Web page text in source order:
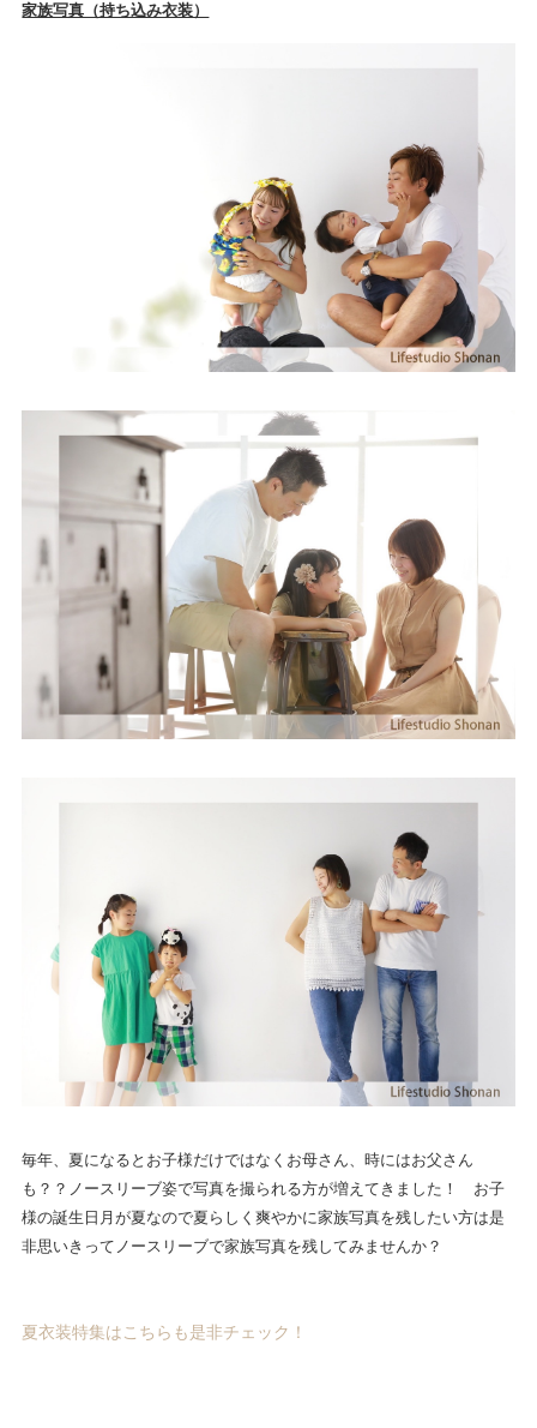
家族写真（持ち込み衣装）
毎年、夏になるとお子様だけではなくお母さん、時にはお父さん
も？？ノースリーブ姿で写真を撮られる方が増えてきました！ お子
様の誕生日月が夏なので夏らしく爽やかに家族写真を残したい方は是
非思いきってノースリーブで家族写真を残してみませんか？
夏衣装特集はこちらも是非チェック！